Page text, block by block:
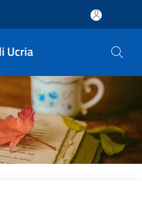
Ucria